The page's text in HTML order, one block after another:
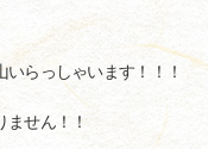
らっしゃいます！！！
せん！！